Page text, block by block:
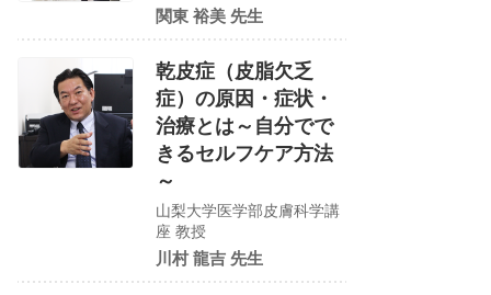
関東 裕美 先生
乾皮症（皮脂欠乏
症）の原因・症状・
治療とは～自分でで
きるセルフケア方法
～
山梨大学医学部皮膚科学講
座 教授
川村 龍吉 先生